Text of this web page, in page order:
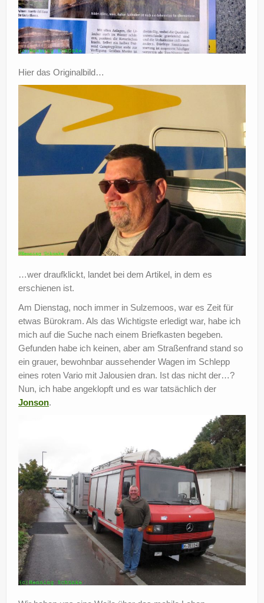
Hier das Originalbild…
…wer draufklickt, landet bei dem Artikel, in dem es
erschienen ist.
Am Dienstag, noch immer in Sulzemoos, war es Zeit für
etwas Bürokram. Als das Wichtigste erledigt war, habe ich
mich auf die Suche nach einem Briefkasten begeben.
Gefunden habe ich keinen, aber am Straßenfrand stand so
ein grauer, bewohnbar aussehender Wagen im Schlepp
eines roten Vario mit Jalousien dran. Ist das nicht der…?
Nun, ich habe angeklopft und es war tatsächlich der
Jonson.